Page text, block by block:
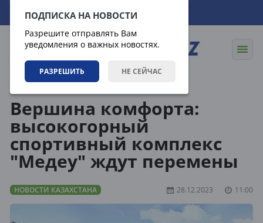
ПОДПИСКА НА НОВОСТИ
Разрешите отправлять Вам
уведомления о важных новостях.
РАЗРЕШИТЬ НЕ СЕЙЧАС
07.08.2026 22:49:40
Вершина комфорта:
высокогорный
спортивный комплекс
"Медеу" ждут перемены
НОВОСТИ КАЗАХСТАНА 28.12.2023 11:00